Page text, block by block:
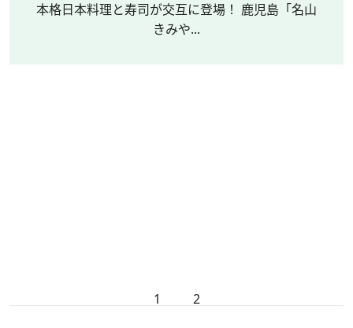
本格日本料理と寿司が交互に登場！ 鹿児島「名山
きみや...
1 2